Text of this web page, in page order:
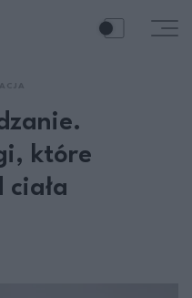
które